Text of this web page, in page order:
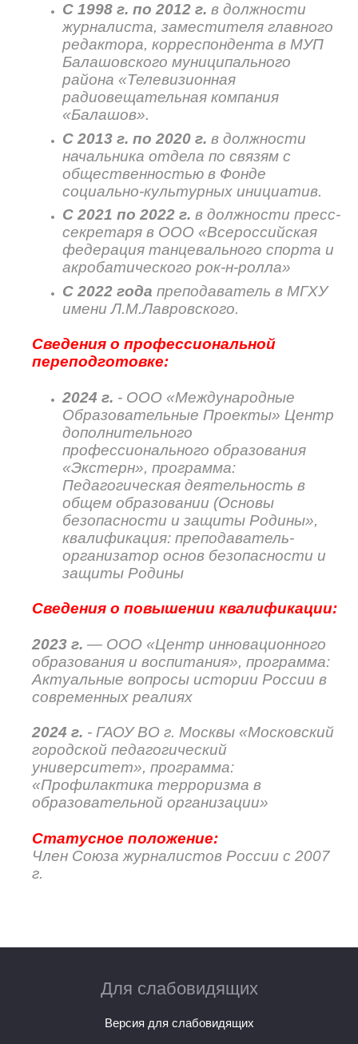
С 1998 г. по 2012 г. в должности
журналиста, заместителя главного
редактора, корреспондента в МУП
Балашовского муниципального
района «Телевизионная
радиовещательная компания
«Балашов».
С 2013 г. по 2020 г. в должности
начальника отдела по связям с
общественностью в Фонде
социально-культурных инициатив.
С 2021 по 2022 г. в должности пресс-
секретаря в ООО «Всероссийская
федерация танцевального спорта и
акробатического рок-н-ролла»
С 2022 года преподаватель в МГХУ
имени Л.М.Лавровского.
Сведения о профессиональной
переподготовке:
2024 г. - ООО «Международные
Образовательные Проекты» Центр
дополнительного
профессионального образования
«Экстерн», программа:
Педагогическая деятельность в
общем образовании (Основы
безопасности и защиты Родины»,
квалификация: преподаватель-
организатор основ безопасности и
защиты Родины
Сведения о повышении квалификации:
2023 г. — ООО «Центр инновационного
образования и воспитания», программа:
Актуальные вопросы истории России в
современных реалиях
2024 г. - ГАОУ ВО г. Москвы «Московский
городской педагогический
университет», программа:
«Профилактика терроризма в
образовательной организации»
Статусное положение:
Член Союза журналистов России с 2007
г.
Для слабовидящих
Версия для слабовидящих